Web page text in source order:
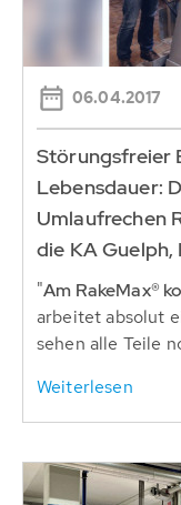
06.04.2017
Störungsfreier
Lebensdauer:
Umlaufrechen
die KA Guelph,
"Am RakeMax®
arbeitet absolut
sehen alle Teile
Weiterlesen